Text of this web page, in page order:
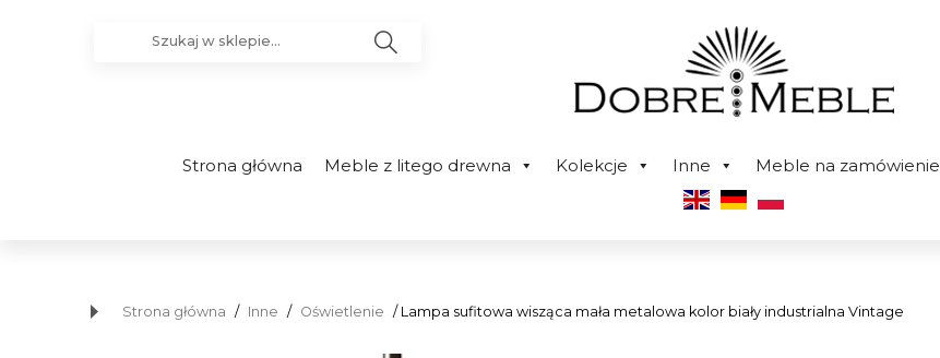
Strona główna Meble z litego drewna Kolekcje Inne Meble na zamówienie
Strona główna / Inne / Oświetlenie / Lampa sufitowa wisząca mała metalowa kolor biały industrialna Vintage